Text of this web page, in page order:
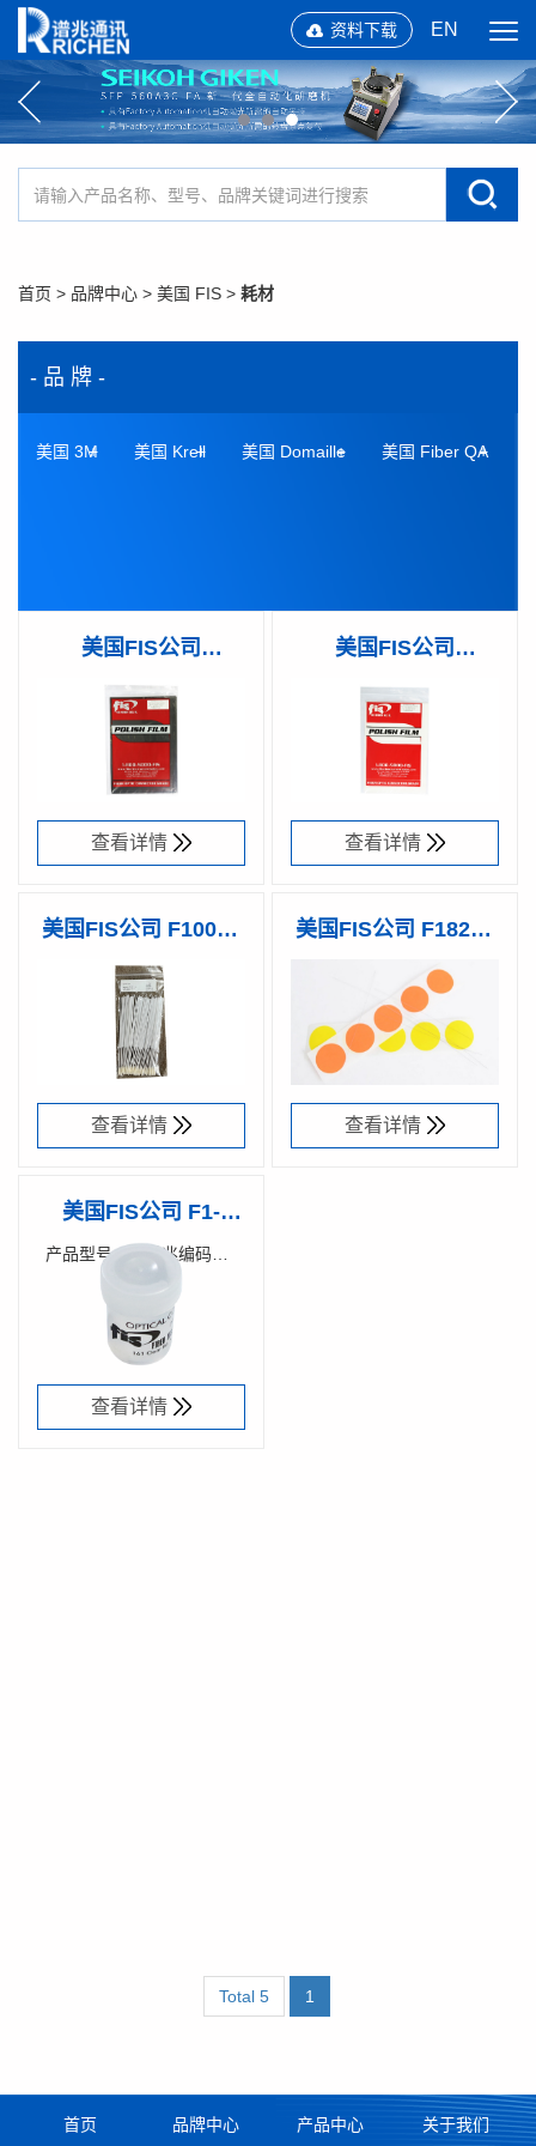
资料下载 EN
首页 > 品牌中心 > 美国 FIS > 耗材
- 品 牌 -
美国 3M 美国 Krell 美国 Domaille 美国 Fiber QA
美国FIS公司
F101095 - 5µm 碳化
硅 研磨片 9" X 13"
产品型号：
F101095
谱兆编码：
59000800
查看详情
美国FIS公司
F1010903 - 0.3µm 氧
化铝 研磨片 9" X 13"
长方形
产品型号：
F1010903
谱兆编码：
59000700
查看详情
美国FIS公司 F10005
清洁棉签
产品型号：
F10005
谱兆编码：
59000500
查看详情
美国FIS公司 F18265
光纤捅针谱兆编码：
59000100
查看详情
美国FIS公司 F1-
0001V光纤匹配膏
4Oz
产品型号：
谱兆编码：
查看详情
Total 5 1
首页 品牌中心 产品中心 关于我们